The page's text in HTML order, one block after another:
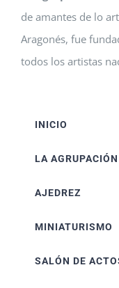
de amantes de lo
Aragonés, fue
todos los artistas
INICIO
LA AGRUPACIÓN
AJEDREZ
MINIATURISMO
SALÓN DE